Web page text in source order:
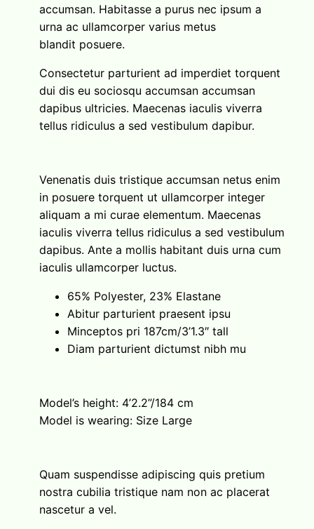
accumsan. Habitasse a purus nec ipsum a
urna ac ullamcorper varius metus
blandit posuere.
Consectetur parturient ad imperdiet torquent
dui dis eu sociosqu accumsan accumsan
dapibus ultricies. Maecenas iaculis viverra
tellus ridiculus a sed vestibulum dapibur.
Venenatis duis tristique accumsan netus enim
in posuere torquent ut ullamcorper integer
aliquam a mi curae elementum. Maecenas
iaculis viverra tellus ridiculus a sed vestibulum
dapibus. Ante a mollis habitant duis urna cum
iaculis ullamcorper luctus.
65% Polyester, 23% Elastane
Abitur parturient praesent ipsu
Minceptos pri 187cm/3’1.3″ tall
Diam parturient dictumst nibh mu
Model’s height: 4’2.2”/184 cm
Model is wearing: Size Large
Quam suspendisse adipiscing quis pretium
nostra cubilia tristique nam non ac placerat
nascetur a vel.